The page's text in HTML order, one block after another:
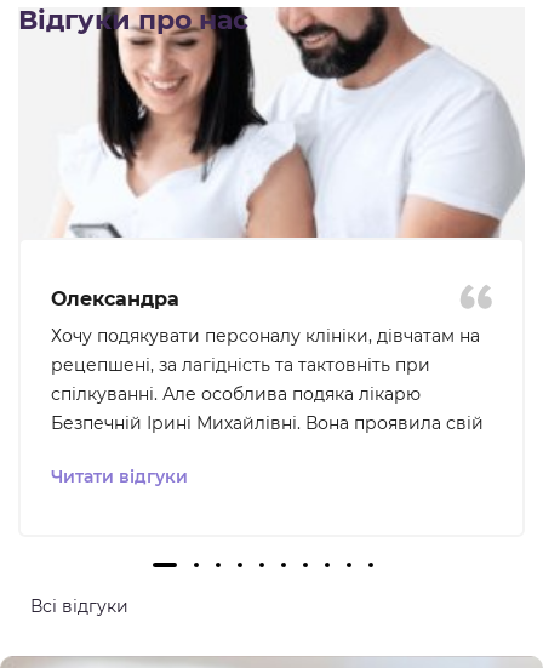
Відгуки про нас
Олександра
Хочу подякувати персоналу клініки, дівчатам на
рецепшені, за лагідність та тактовніть при
спілкуванні. Але особлива подяка лікарю
Безпечній Ірині Михайлівні. Вона проявила свій
турбувало, ми були на звʼязку для подальшого
клініку хочеться і не страшно повертатися. Ще
хочу відмітити , що в клініці дуже чисто та
пацієнта.
Читати відгуки
Всі відгуки